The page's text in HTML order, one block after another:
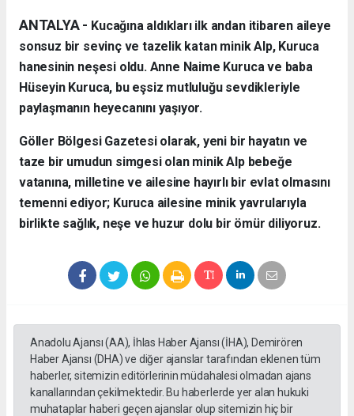
ANTALYA - ​ Kucağına aldıkları ilk andan itibaren aileye
sonsuz bir sevinç ve tazelik katan minik Alp, Kuruca
hanesinin neşesi oldu. Anne Naime Kuruca ve baba
Hüseyin Kuruca, bu eşsiz mutluluğu sevdikleriyle
paylaşmanın heyecanını yaşıyor.
​Göller Bölgesi Gazetesi olarak, yeni bir hayatın ve
taze bir umudun simgesi olan minik Alp bebeğe
vatanına, milletine ve ailesine hayırlı bir evlat olmasını
temenni ediyor; Kuruca ailesine minik yavrularıyla
birlikte sağlık, neşe ve huzur dolu bir ömür diliyoruz.
Anadolu Ajansı (AA), İhlas Haber Ajansı (İHA), Demirören
Haber Ajansı (DHA) ve diğer ajanslar tarafından eklenen tüm
haberler, sitemizin editörlerinin müdahalesi olmadan ajans
kanallarından çekilmektedir. Bu haberlerde yer alan hukuki
muhataplar haberi geçen ajanslar olup sitemizin hiç bir